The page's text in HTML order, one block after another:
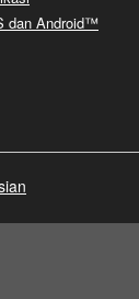
dan Android™